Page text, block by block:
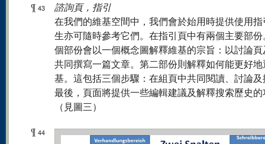
¶ 43
諮詢頁，指引
在我們的維基空間中，我們會於始用時提供使用
生亦可隨時參考它們。在指引頁中有兩個主要部
個部份會以一個概念圖解釋維基的宗旨：以討論
共同撰寫一篇文章。第二部份則解釋如何能更好
基。這包括三個步驟：在組頁中共同閱讀、討論
最後，頁面將提供一些編輯建議及解釋搜索歷史
（見圖三）
¶ 44